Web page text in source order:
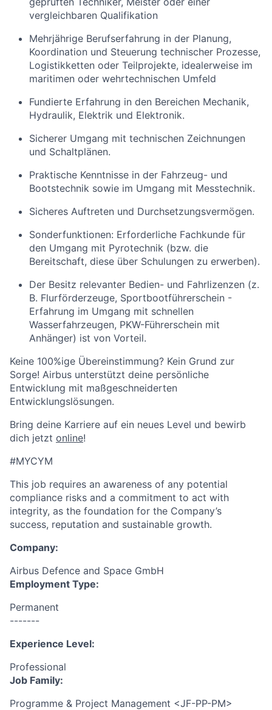
vergleichbaren Qualifikation
Mehrjährige Berufserfahrung in der Planung,
Koordination und Steuerung technischer Prozesse,
Logistikketten oder Teilprojekte, idealerweise im
maritimen oder wehrtechnischen Umfeld
Fundierte Erfahrung in den Bereichen Mechanik,
Hydraulik, Elektrik und Elektronik.
Sicherer Umgang mit technischen Zeichnungen
und Schaltplänen.
Praktische Kenntnisse in der Fahrzeug- und
Bootstechnik sowie im Umgang mit Messtechnik.
Sicheres Auftreten und Durchsetzungsvermögen.
Sonderfunktionen: Erforderliche Fachkunde für
den Umgang mit Pyrotechnik (bzw. die
Bereitschaft, diese über Schulungen zu erwerben).
Der Besitz relevanter Bedien- und Fahrlizenzen (z.
B. Flurförderzeuge, Sportbootführerschein -
Erfahrung im Umgang mit schnellen
Wasserfahrzeugen, PKW-Führerschein mit
Anhänger) ist von Vorteil.
Keine 100%ige Übereinstimmung? Kein Grund zur
Sorge! Airbus unterstützt deine persönliche
Entwicklung mit maßgeschneiderten
Entwicklungslösungen.
Bring deine Karriere auf ein neues Level und bewirb
dich jetzt online!
#MYCYM
This job requires an awareness of any potential
compliance risks and a commitment to act with
integrity, as the foundation for the Company’s
success, reputation and sustainable growth.
Company:
Airbus Defence and Space GmbH
Employment Type:
Permanent
-------
Experience Level:
Professional
Job Family:
Programme & Project Management <JF-PP-PM>